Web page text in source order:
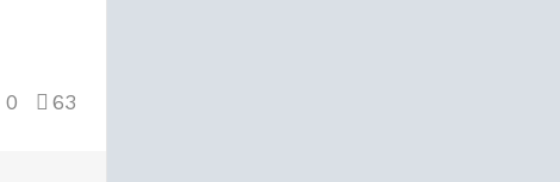
0 63